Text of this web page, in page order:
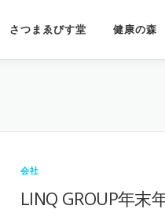
さつまゑびす堂 健康の森
会社
LINQ GROUP年末